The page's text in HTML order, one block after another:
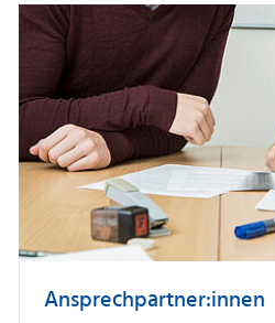
Ansprechpartner:innen